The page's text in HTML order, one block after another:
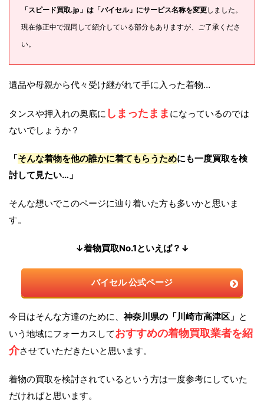
「スピード買取.jp」は「バイセル」にサービス名称を変更しました。
現在修正中で混同して紹介している部分もありますが、ご了承くださ
い。
遺品や母親から代々受け継がれて手に入った着物…
タンスや押入れの奥底に しまったまま になっているのでは
ないでしょうか？
「そんな着物を他の誰かに着てもらうためにも一度買取を検
討して見たい…」
そんな想いでこのページに辿り着いた方も多いかと思いま
す。
↓着物買取No.1といえば？↓
バイセル 公式ページ
今日はそんな方達のために、 神奈川県の「川崎市高津区」 と
いう地域にフォーカスしておすすめの着物買取業者を紹
介させていただきたいと思います。
着物の買取を検討されているという方は一度参考にしていた
だければと思います。